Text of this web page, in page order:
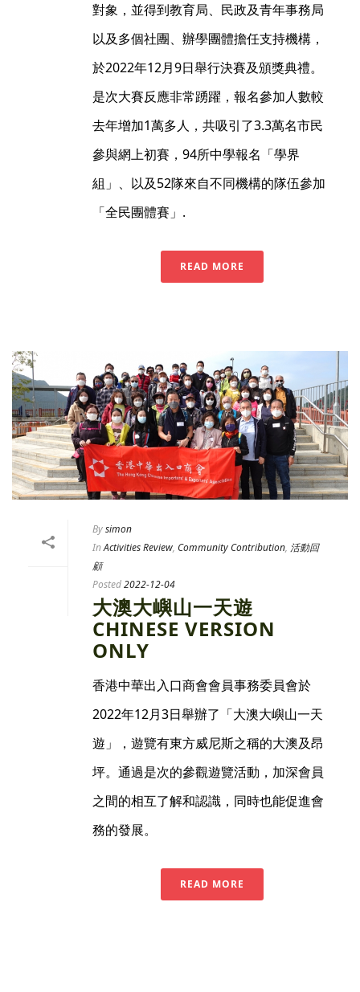
對象，並得到教育局、民政及青年事務局
以及多個社團、辦學團體擔任支持機構，
於2022年12月9日舉行決賽及頒獎典禮。
是次大賽反應非常踴躍，報名參加人數較
去年增加1萬多人，共吸引了3.3萬名市民
參與網上初賽，94所中學報名「學界
組」、以及52隊來自不同機構的隊伍參加
「全民團體賽」.
READ MORE
Bysimon
InActivities Review, Community Contribution, 活動回
顧
Posted2022-12-04
大澳大嶼山一天遊
CHINESE VERSION
ONLY
香港中華出入口商會會員事務委員會於
2022年12月3日舉辦了「大澳大嶼山一天
遊」，遊覽有東方威尼斯之稱的大澳及昂
坪。通過是次的參觀遊覽活動，加深會員
之間的相互了解和認識，同時也能促進會
務的發展。
READ MORE